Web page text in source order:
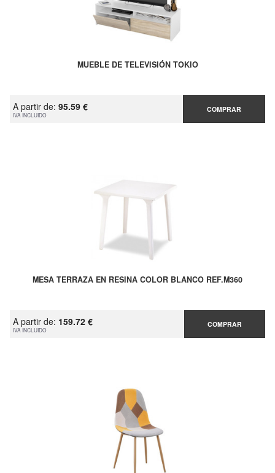
MUEBLE DE TELEVISIÓN TOKIO
A partir de: 95.59 €
IVA INCLUIDO
COMPRAR
MESA TERRAZA EN RESINA COLOR BLANCO REF.M360
A partir de: 159.72 €
IVA INCLUIDO
COMPRAR